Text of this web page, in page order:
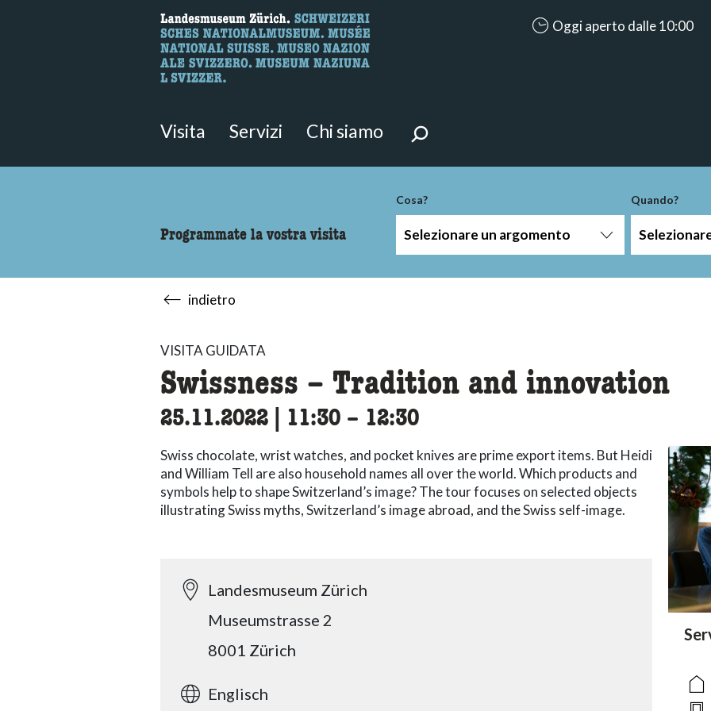
Qui è possibile cercare i contenuti della pagina.
Oggi aperto dalle 10:00
Visita Servizi Chi siamo
Programmate la vostra visita
Cosa?
Selezionare un argomento
Quando?
indietro
VISITA GUIDATA
Swissness – Tradition and innovation
25.11.2022 11:30 accessibility.time_to
– 12:30
Swiss chocolate, wrist watches, and pocket knives are prime export items. But Heidi
and William Tell are also household names all over the world. Which products and
symbols help to shape Switzerland’s image? The tour focuses on selected objects
illustrating Swiss myths, Switzerland’s image abroad, and the Swiss self-image.
Landesmuseum Zürich
Museumstrasse 2
8001 Zürich
Englisch